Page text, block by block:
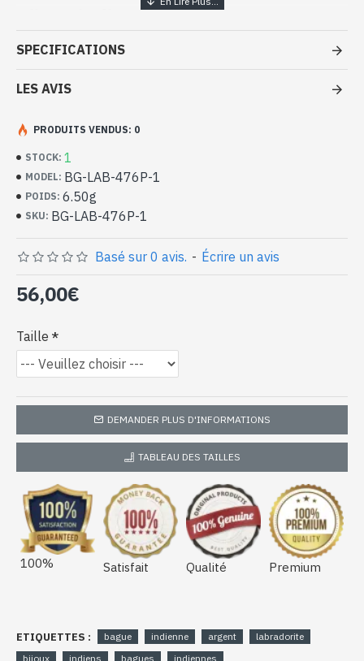
Bijoux indiens artisanaux - Bague
argent massif et Labradorite
- Bague en argent véritable 925/1000
- Faite à la main à Jaipur ( INDE )
- Taille de la pierre : 17mm x 13mm approx
-Livrée avec un petit sac artisanal
Bague indienne argent et Labradorite
naturelle de forme rectangulaire (BG-
LAB-476P-1)
SPECIFICATIONS
LES AVIS
STOCK: 1
MODEL: BG-LAB-476P-1
POIDS: 6.50g
SKU: BG-LAB-476P-1
PRODUITS VENDUS: 0
Basé sur 0 avis. - Écrire un avis
56,00€
Taille
DEMANDER PLUS D'INFORMATIONS
TABLEAU DES TAILLES
100% Satisfait Qualité Premium
ETIQUETTES : bague indienne argent
labradorite
bijoux
indiens bagues indiennes